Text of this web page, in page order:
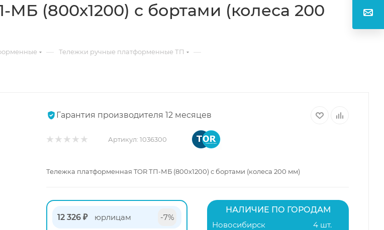
(800х1200) с бортами (колеса 200
— Тележки ручные платформенные ТП —
Гарантия производителя 12 месяцев
Артикул: 1036300
Тележка платформенная TOR ТП-МБ (800х1200) с бортами (колеса 200 мм)
12 326 ₽ юрлицам -7%
НАЛИЧИЕ ПО ГОРОДАМ
Новосибирск
4 шт.